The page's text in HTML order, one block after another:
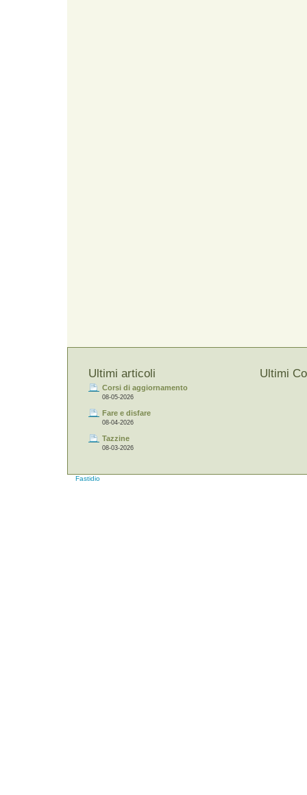
Ultimi articoli
Corsi di aggiornamento
08-05-2026
Fare e disfare
08-04-2026
Tazzine
08-03-2026
Ultimi
Fastidio